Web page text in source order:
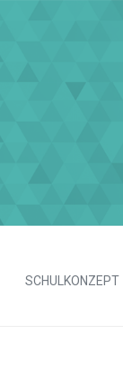
SCHULKONZEPT